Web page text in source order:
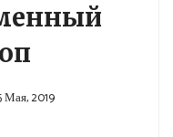
Мая, 2019